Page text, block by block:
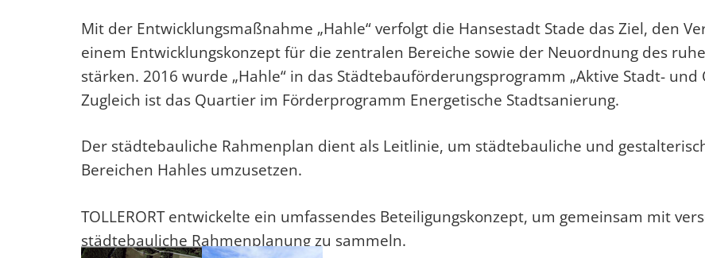
Mit der Entwicklungsmaßnahme „Hahle“ verfolgt die Hansestadt Stade das Ziel, den
einem Entwicklungskonzept für die zentralen Bereiche sowie der Neuordnung des
stärken. 2016 wurde „Hahle“ in das Städtebauförderungsprogramm „Aktive Stadt-
Zugleich ist das Quartier im Förderprogramm Energetische Stadtsanierung.
Der städtebauliche Rahmenplan dient als Leitlinie, um städtebauliche und
Bereichen Hahles umzusetzen.
TOLLERORT entwickelte ein umfassendes Beteiligungskonzept, um gemeinsam mit
städtebauliche Rahmenplanung zu sammeln.